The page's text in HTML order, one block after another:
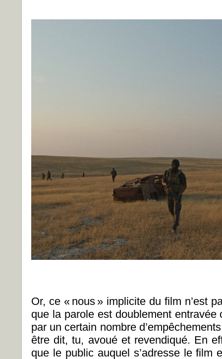
Or, ce « nous » implicite du film n’est
que la parole est doublement
par un certain nombre
être dit, tu, avoué et revendiqué. En
que le public auquel s’adresse le film